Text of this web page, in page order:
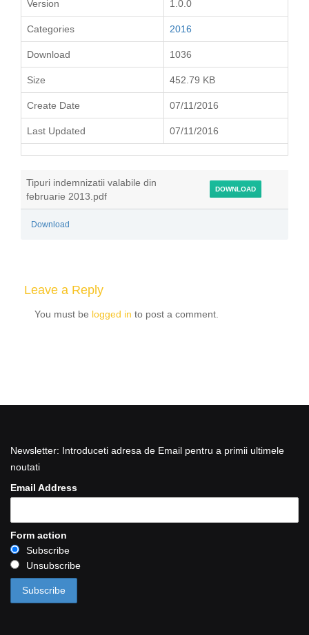
Version 1.0.0
Categories 2016
Download 1036
Size 452.79 KB
Create Date 07/11/2016
Last Updated 07/11/2016
Tipuri indemnizatii valabile din
februarie 2013.pdf
DOWNLOAD
Download
Leave a Reply
You must be logged in to post a comment.
Newsletter: Introduceti adresa de Email pentru a primii ultimele
noutati
Email Address
Form action
Subscribe
Unsubscribe